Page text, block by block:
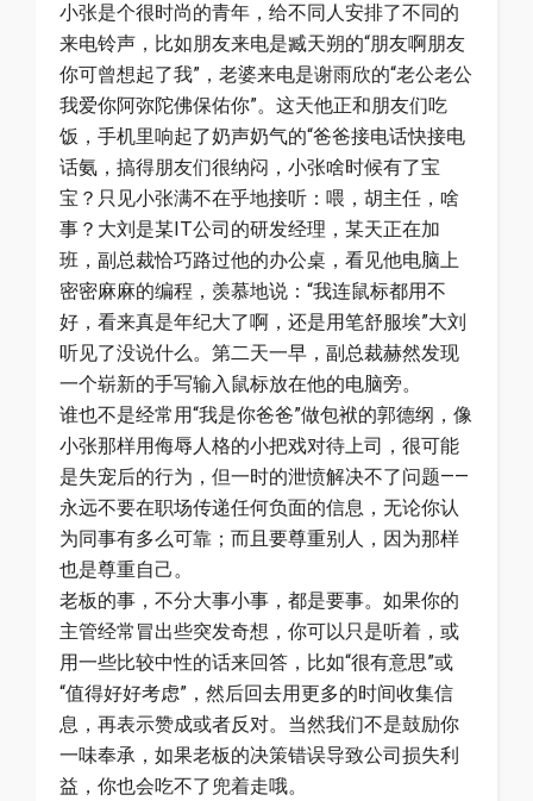
小张是个很时尚的青年，给不同人安排了不同的
来电铃声，比如朋友来电是臧天朔的“朋友啊朋友
你可曾想起了我”，老婆来电是谢雨欣的“老公老公
我爱你阿弥陀佛保佑你”。这天他正和朋友们吃
饭，手机里响起了奶声奶气的“爸爸接电话快接电
话氨，搞得朋友们很纳闷，小张啥时候有了宝
宝？只见小张满不在乎地接听：喂，胡主任，啥
事？大刘是某IT公司的研发经理，某天正在加
班，副总裁恰巧路过他的办公桌，看见他电脑上
密密麻麻的编程，羡慕地说：“我连鼠标都用不
好，看来真是年纪大了啊，还是用笔舒服埃”大刘
听见了没说什么。第二天一早，副总裁赫然发现
一个崭新的手写输入鼠标放在他的电脑旁。
谁也不是经常用“我是你爸爸”做包袱的郭德纲，像
小张那样用侮辱人格的小把戏对待上司，很可能
是失宠后的行为，但一时的泄愤解决不了问题——
永远不要在职场传递任何负面的信息，无论你认
为同事有多么可靠；而且要尊重别人，因为那样
也是尊重自己。
老板的事，不分大事小事，都是要事。如果你的
主管经常冒出些突发奇想，你可以只是听着，或
用一些比较中性的话来回答，比如“很有意思”或
“值得好好考虑”，然后回去用更多的时间收集信
息，再表示赞成或者反对。当然我们不是鼓励你
一味奉承，如果老板的决策错误导致公司损失利
益，你也会吃不了兜着走哦。